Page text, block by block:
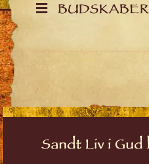
Sandt Liv i